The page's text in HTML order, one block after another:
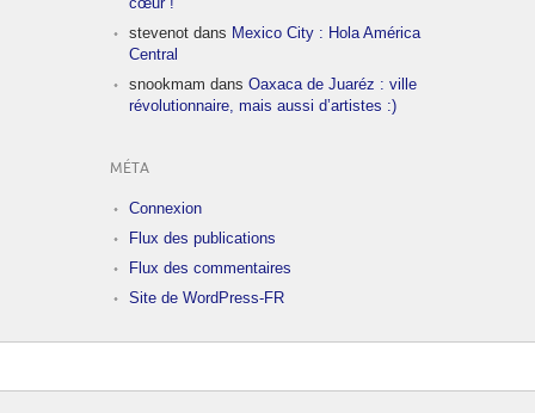
stevenot dans Mexico City : Hola América
Central
snookmam dans Oaxaca de Juaréz : ville
révolutionnaire, mais aussi d’artistes :)
MÉTA
Connexion
Flux des publications
Flux des commentaires
Site de WordPress-FR